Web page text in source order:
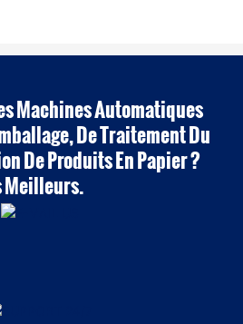
Machines Automatiques
De Traitement Du
De Produits En Papier ?
Meilleurs.